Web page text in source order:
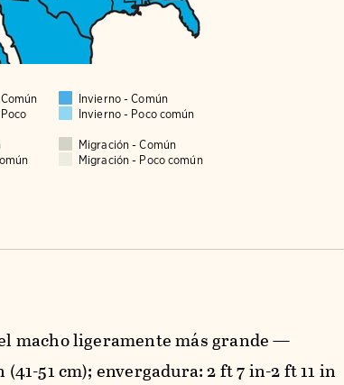
Invierno - Común
Invierno - Poco común
Migración - Común
Migración - Poco común
macho ligeramente más grande —
51 cm); envergadura: 2 ft 7 in-2 ft 11 in